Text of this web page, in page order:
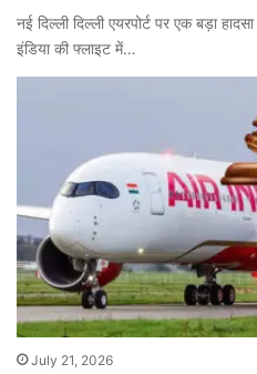
नई दिल्ली दिल्ली एयरपोर्ट पर एक बड़ा
इंडिया की फ्लाइट में…
July 21, 2026